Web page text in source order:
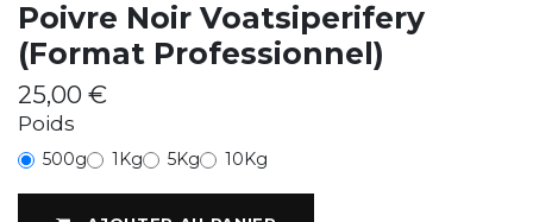
Poivre Noir Voatsiperifery
(Format Professionnel)
25,00 €
Poids
500g 1Kg 5Kg 10Kg